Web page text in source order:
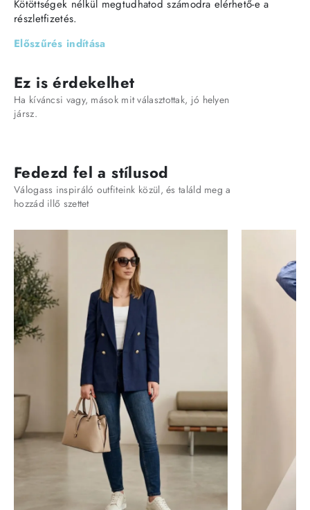
Kötöttségek nélkül megtudhatod számodra elérhető-e a
részletfizetés.
Előszűrés indítása
Ez is érdekelhet
Ha kíváncsi vagy, mások mit választottak, jó helyen
jársz.
Fedezd fel a stílusod
Válogass inspiráló outfiteink közül, és találd meg a
hozzád illő szettet